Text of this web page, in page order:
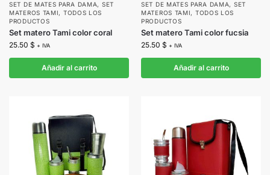
SET DE MATES PARA DAMA, SET
MATEROS TAMI, TODOS LOS
PRODUCTOS
Set matero Tami color coral
25.50 $ + IVA
Añadir al carrito
SET DE MATES PARA DAMA, SET
MATEROS TAMI, TODOS LOS
PRODUCTOS
Set matero Tami color fucsia
25.50 $ + IVA
Añadir al carrito